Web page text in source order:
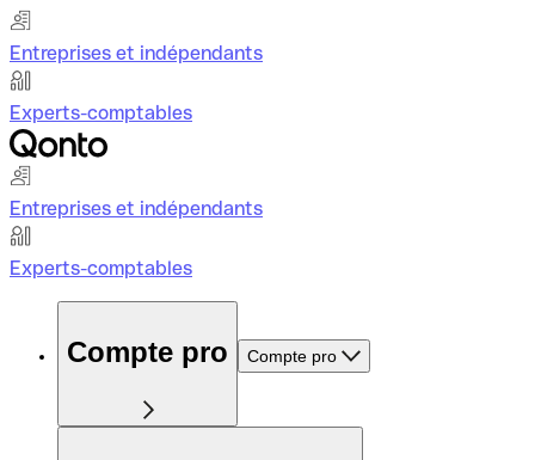
Entreprises et indépendants
Experts-comptables
Entreprises et indépendants
Experts-comptables
Compte pro Compte pro